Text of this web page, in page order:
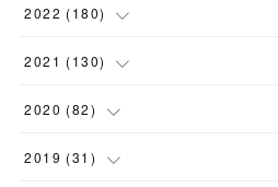
(24)
(23)
( 23
(12)
(18)
(16
( 15
2022 (180)
(17)
(15
(23
2021 (130)
(10
(4 )
2020 (82)
(21
2019 (31 )